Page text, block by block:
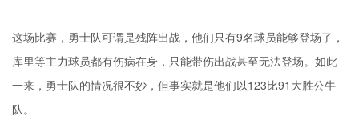
这场比赛，勇士队可谓是残阵出战，他们只有9名球员能够登场了，
库里等主力球员都有伤病在身，只能带伤出战甚至无法登场。如此
一来，勇士队的情况很不妙，但事实就是他们以123比91大胜公牛
队。